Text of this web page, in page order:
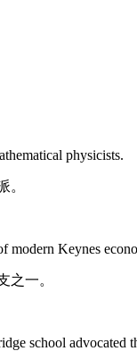
physicists.
。
modern Keynes
之一。
school advocated